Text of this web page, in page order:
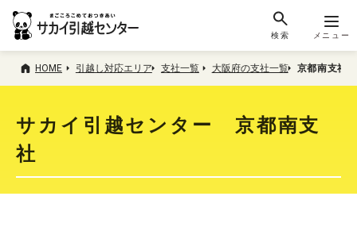
検索 メニュー
HOME 引越し対応エリア 支社一覧 大阪府の支社一覧 京都南支社
サカイ引越センター 京都南支
社